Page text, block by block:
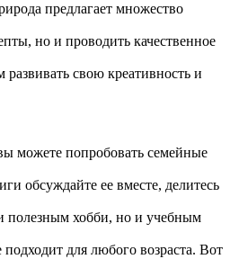
предлагает множество
но и проводить качественное
свою креативность и
можете попробовать семейные
обсуждайте ее вместе, делитесь
полезным хобби, но и учебным
для любого возраста. Вот